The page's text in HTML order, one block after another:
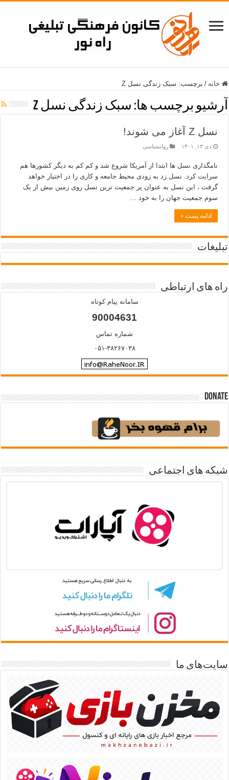
خانه / برچسب: سبک زندگی نسل Z
آرشیو برچسب ها: سبک زندگی نسل Z
نسل Z آغاز می شوند!
دی ۱۳, ۱۴۰۱ روانشناسی
نامگذاری نسل ها ابتدا از آمریکا شروع شد و کم کم به دیگر کشورها هم
سرایت کرد. نسل زد به زودی محیط جامعه و کاری را در اختیار خواهد
گرفت ، این نسل به عنوان پر جمعیت ترین نسل روی زمین بیش از یک
سوم جمعیت جهان را به خود …
ادامه پست »
تبلیغات
راه های ارتباطی
سامانه پیام کوتاه
90004631
شماره تماس
۰۵۱-۳۸۲۶۷۰۳۸
Donate
شبکه های اجتماعی
سایت‌های ما